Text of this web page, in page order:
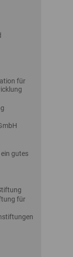
für
gutes
für